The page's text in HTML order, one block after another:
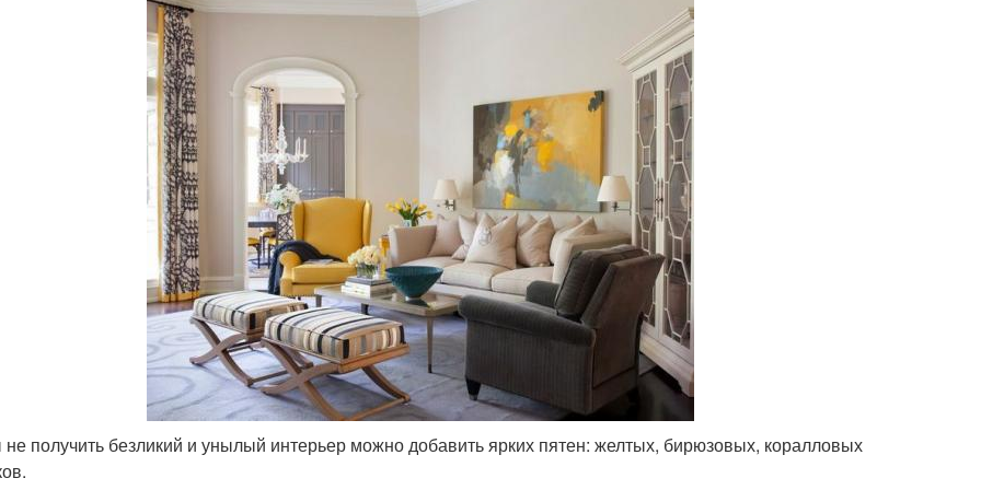
получить безликий и унылый интерьер можно добавить ярких пятен: желтых, бирюзовых, коралловых